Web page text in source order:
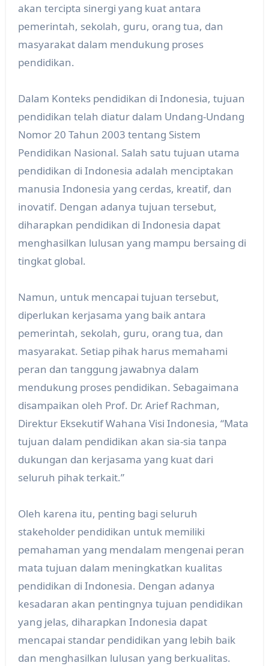
akan tercipta sinergi yang kuat antara
pemerintah, sekolah, guru, orang tua, dan
masyarakat dalam mendukung proses
pendidikan.
Dalam Konteks pendidikan di Indonesia, tujuan
pendidikan telah diatur dalam Undang-Undang
Nomor 20 Tahun 2003 tentang Sistem
Pendidikan Nasional. Salah satu tujuan utama
pendidikan di Indonesia adalah menciptakan
manusia Indonesia yang cerdas, kreatif, dan
inovatif. Dengan adanya tujuan tersebut,
diharapkan pendidikan di Indonesia dapat
menghasilkan lulusan yang mampu bersaing di
tingkat global.
Namun, untuk mencapai tujuan tersebut,
diperlukan kerjasama yang baik antara
pemerintah, sekolah, guru, orang tua, dan
masyarakat. Setiap pihak harus memahami
peran dan tanggung jawabnya dalam
mendukung proses pendidikan. Sebagaimana
disampaikan oleh Prof. Dr. Arief Rachman,
Direktur Eksekutif Wahana Visi Indonesia, “Mata
tujuan dalam pendidikan akan sia-sia tanpa
dukungan dan kerjasama yang kuat dari
seluruh pihak terkait.”
Oleh karena itu, penting bagi seluruh
stakeholder pendidikan untuk memiliki
pemahaman yang mendalam mengenai peran
mata tujuan dalam meningkatkan kualitas
pendidikan di Indonesia. Dengan adanya
kesadaran akan pentingnya tujuan pendidikan
yang jelas, diharapkan Indonesia dapat
mencapai standar pendidikan yang lebih baik
dan menghasilkan lulusan yang berkualitas.